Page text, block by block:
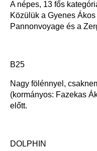
A népes, 13 fős
Közülük a Gyenes
Pannonvoyage és a
B25
Nagy fölénnyel,
(kormányos: Fazekas
előtt.
DOLPHIN